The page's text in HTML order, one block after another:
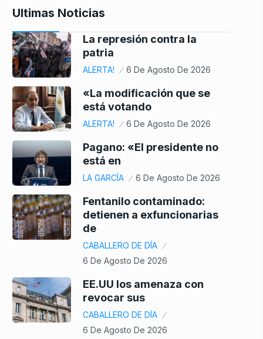
Ultimas Noticias
La represión contra la
patria
ALERTA! 6 De Agosto De 2026
«La modificación que se
está votando
ALERTA! 6 De Agosto De 2026
Pagano: «El presidente no
está en
LA GARCÍA 6 De Agosto De 2026
Fentanilo contaminado:
detienen a exfuncionarias
de
CABALLERO DE DÍA
6 De Agosto De 2026
EE.UU los amenaza con
revocar sus
CABALLERO DE DÍA
6 De Agosto De 2026